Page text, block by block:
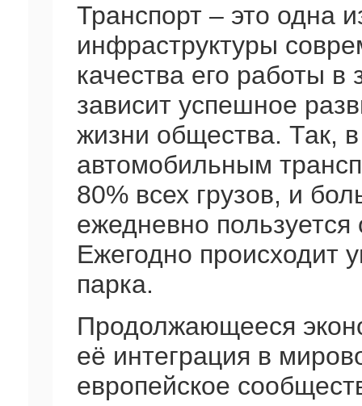
Транспорт – это одна
инфраструктуры
качества его работы в
зависит успешное
жизни общества. Так,
автомобильным
80% всех грузов, и
ежедневно
Ежегодно происходит
парка.
Продолжающееся
её интеграция в
европейское